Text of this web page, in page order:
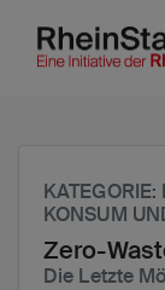
Seite
KATEGORIE:
KONSUM
Zero-
Die Letzte